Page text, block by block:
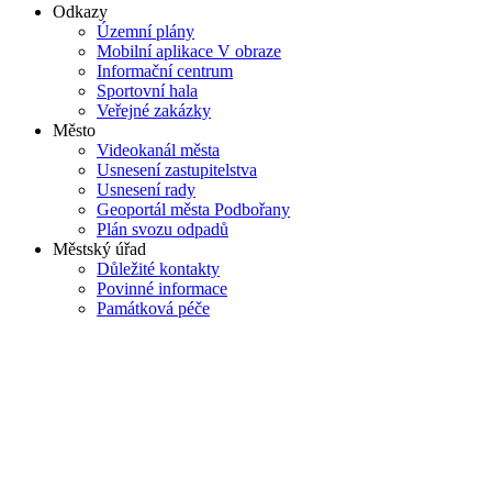
Odkazy
Územní plány
Mobilní aplikace V obraze
Informační centrum
Sportovní hala
Veřejné zakázky
Město
Videokanál města
Usnesení zastupitelstva
Usnesení rady
Geoportál města Podbořany
Plán svozu odpadů
Městský úřad
Důležité kontakty
Povinné informace
Památková péče